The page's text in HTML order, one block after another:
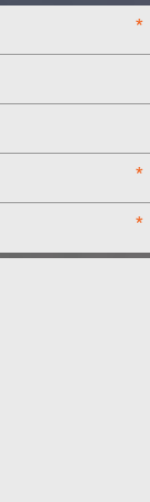
*
*
*